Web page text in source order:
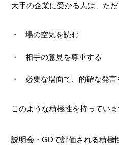
大手の企業に受かる人は、た
場の空気を読む
相手の意見を尊重する
必要な場面で、的確な発言
このような積極性を持っていま
説明会・GDで評価される積極